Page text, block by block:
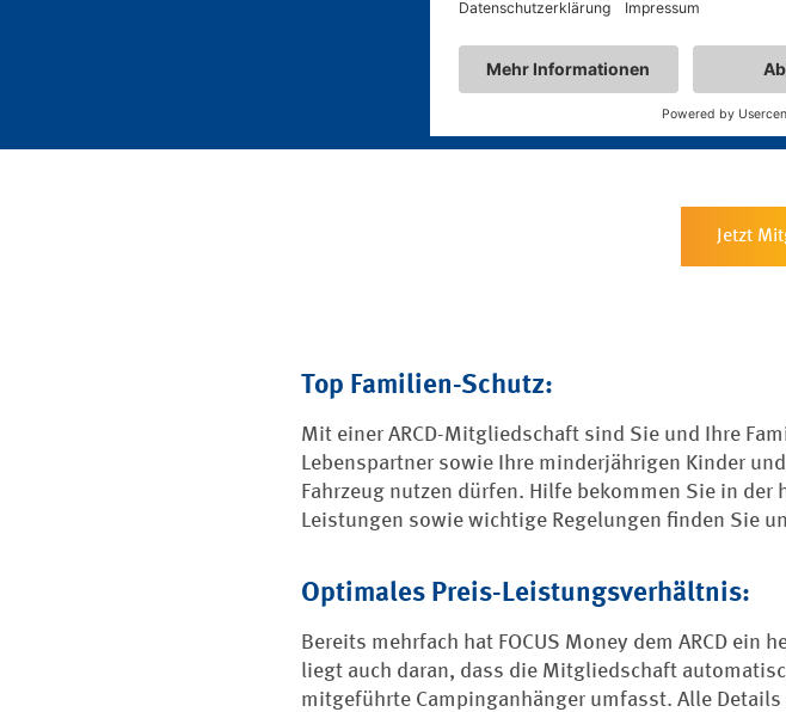
und Ihren Lieben optimalen
Jetzt
Top Familien-Schutz:
Mit einer ARCD-Mitgliedschaft sind Sie und Ihre
Lebenspartner sowie Ihre minderjährigen Kinder
Fahrzeug nutzen dürfen. Hilfe bekommen Sie in
Leistungen sowie wichtige Regelungen finden Sie
Optimales Preis-Leistungsverhältnis:
Bereits mehrfach hat FOCUS Money dem ARCD
liegt auch daran, dass die Mitgliedschaft
mitgeführte Campinganhänger umfasst. Alle